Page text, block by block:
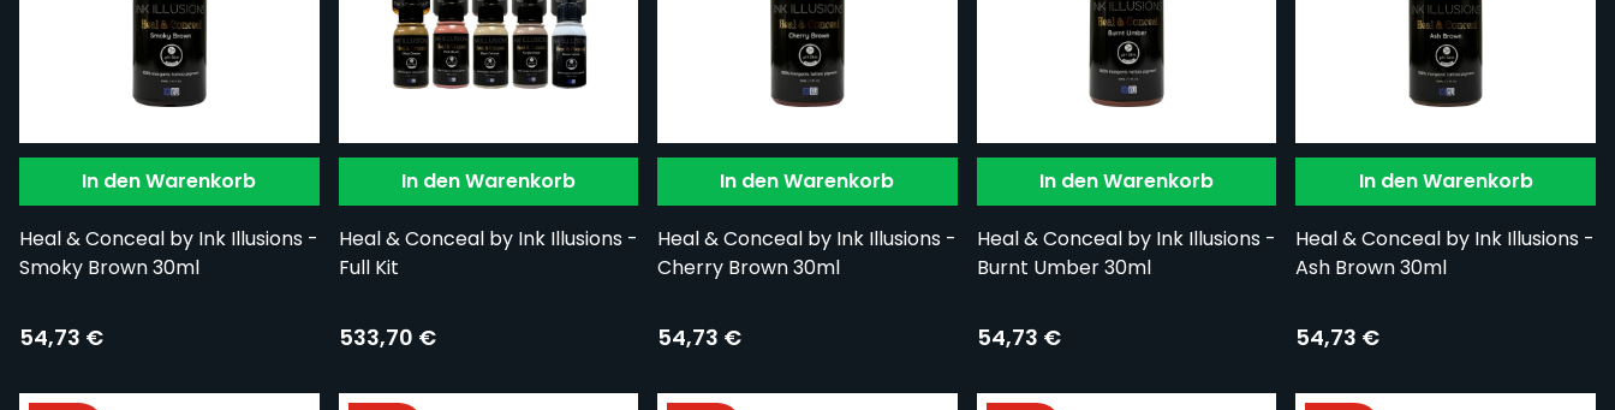
In den Warenkorb
Heal & Conceal by Ink Illusions -
Smoky Brown 30ml
54,73 €
In den Warenkorb
Heal & Conceal by Ink Illusions -
Full Kit
533,70 €
In den Warenkorb
Heal & Conceal by Ink Illusions -
Cherry Brown 30ml
54,73 €
In den Warenkorb
Heal & Conceal by Ink Illusions -
Burnt Umber 30ml
54,73 €
In den Warenkorb
Heal & Conceal by Ink Illusions -
Ash Brown 30ml
54,73 €